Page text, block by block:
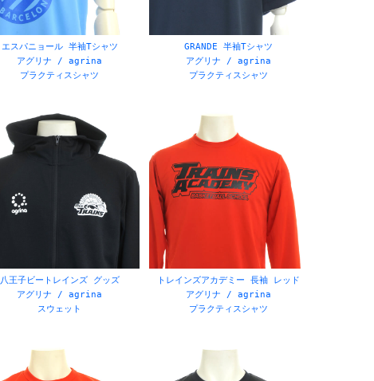
7 シミュレーター 99 シンプル
エスパニョール 半袖Tシャツ
アグリナ / agrina
プラクティスシャツ
GRANDE 半袖Tシャツ
アグリナ / agrina
プラクティスシャツ
八王子ビートレインズ グッズ
アグリナ / agrina
スウェット
トレインズアカデミー 長袖 レッド
アグリナ / agrina
プラクティスシャツ